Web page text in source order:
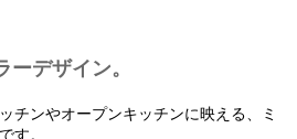
デザイン。
チンやオープンキッチンに映える、ミ
す。